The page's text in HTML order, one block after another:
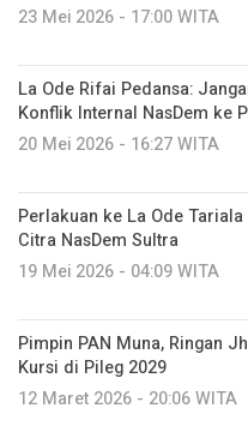
23 Mei 2026 - 17:00 WITA
La Ode Rifai Pedansa:
Konflik Internal NasDem ke
20 Mei 2026 - 16:27 WITA
Perlakuan ke La Ode
Citra NasDem Sultra
19 Mei 2026 - 04:09 WITA
Pimpin PAN Muna, Ringan
Kursi di Pileg 2029
12 Maret 2026 - 20:06 WITA